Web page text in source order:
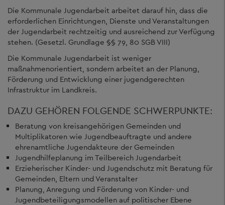
Die Kommunale Jugendarbeit arbeitet darauf hin, dass die
erforderlichen Einrichtungen, Dienste und Veranstaltungen
der Jugendarbeit rechtzeitig und ausreichend zur Verfügung
stehen. (Gesetzl. Grundlage §§ 79, 80 SGB VIII)
Die Kommunale Jugendarbeit ist weniger
maßnahmenorientiert, sondern arbeitet an der Planung,
Förderung und Entwicklung einer jugendgerechten
Infrastruktur im Landkreis.
DAZU GEHÖREN FOLGENDE SCHWERPUNKTE:
Beratung von kreisangehörigen Gemeinden und
Multiplikatoren wie Jugendbeauftragte und andere
ehrenamtliche Jugendakteure der Gemeinden
Jugendhilfeplanung im Teilbereich Jugendarbeit
Erzieherischer Kinder- und Jugendschutz mit Beratung für
Gemeinden, Eltern und Veranstalter
Planung, Anregung und Förderung von Kinder- und
Jugendbeteiligungsmodellen auf politischer Ebene